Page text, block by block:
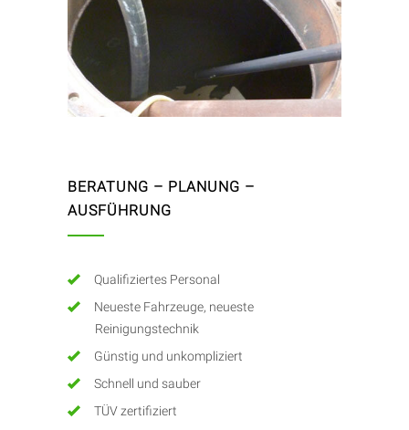
BERATUNG – PLANUNG –
AUSFÜHRUNG
Qualifiziertes Personal
Neueste Fahrzeuge, neueste
Reinigungstechnik
Günstig und unkompliziert
Schnell und sauber
TÜV zertifiziert